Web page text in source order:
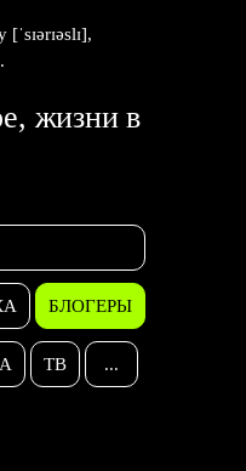
жизни в
БЛОГЕРЫ
ТВ ...